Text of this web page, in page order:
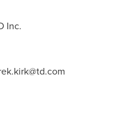
Inc.